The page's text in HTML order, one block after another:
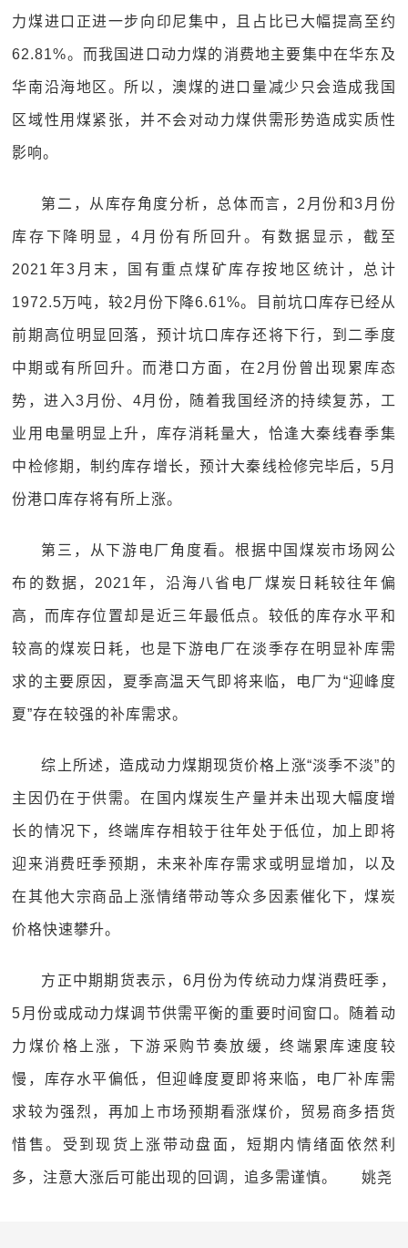
力煤进口正进一步向印尼集中，且占比已大幅提高至约
62.81%。而我国进口动力煤的消费地主要集中在华东及
华南沿海地区。所以，澳煤的进口量减少只会造成我国
区域性用煤紧张，并不会对动力煤供需形势造成实质性
影响。
第二，从库存角度分析，总体而言，2月份和3月份
库存下降明显，4月份有所回升。有数据显示，截至
2021年3月末，国有重点煤矿库存按地区统计，总计
1972.5万吨，较2月份下降6.61%。目前坑口库存已经从
前期高位明显回落，预计坑口库存还将下行，到二季度
中期或有所回升。而港口方面，在2月份曾出现累库态
势，进入3月份、4月份，随着我国经济的持续复苏，工
业用电量明显上升，库存消耗量大，恰逢大秦线春季集
中检修期，制约库存增长，预计大秦线检修完毕后，5月
份港口库存将有所上涨。
第三，从下游电厂角度看。根据中国煤炭市场网公
布的数据，2021年，沿海八省电厂煤炭日耗较往年偏
高，而库存位置却是近三年最低点。较低的库存水平和
较高的煤炭日耗，也是下游电厂在淡季存在明显补库需
求的主要原因，夏季高温天气即将来临，电厂为“迎峰度
夏”存在较强的补库需求。
综上所述，造成动力煤期现货价格上涨“淡季不淡”的
主因仍在于供需。在国内煤炭生产量并未出现大幅度增
长的情况下，终端库存相较于往年处于低位，加上即将
迎来消费旺季预期，未来补库存需求或明显增加，以及
在其他大宗商品上涨情绪带动等众多因素催化下，煤炭
价格快速攀升。
方正中期期货表示，6月份为传统动力煤消费旺季，
5月份或成动力煤调节供需平衡的重要时间窗口。随着动
力煤价格上涨，下游采购节奏放缓，终端累库速度较
慢，库存水平偏低，但迎峰度夏即将来临，电厂补库需
求较为强烈，再加上市场预期看涨煤价，贸易商多捂货
惜售。受到现货上涨带动盘面，短期内情绪面依然利
多，注意大涨后可能出现的回调，追多需谨慎。 姚尧